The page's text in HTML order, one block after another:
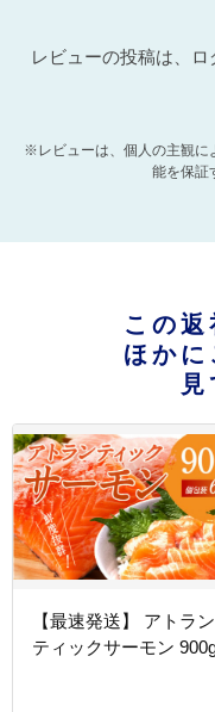
レビューの投稿は、ロ
※レビューは、個人の主観に
能を保証
この
ほかに
見
【最速発送】 アトラン
ティックサーモン